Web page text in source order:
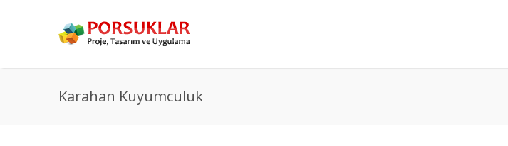
Karahan Kuyumculuk